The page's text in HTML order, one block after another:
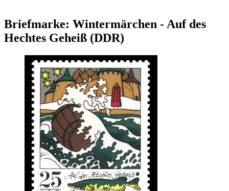
Briefmarke: Wintermärchen - Auf des
Hechtes Geheiß (DDR)